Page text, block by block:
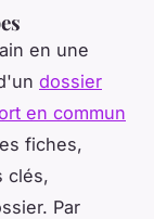
en une
dossier
en commun
fiches,
clés,
Par